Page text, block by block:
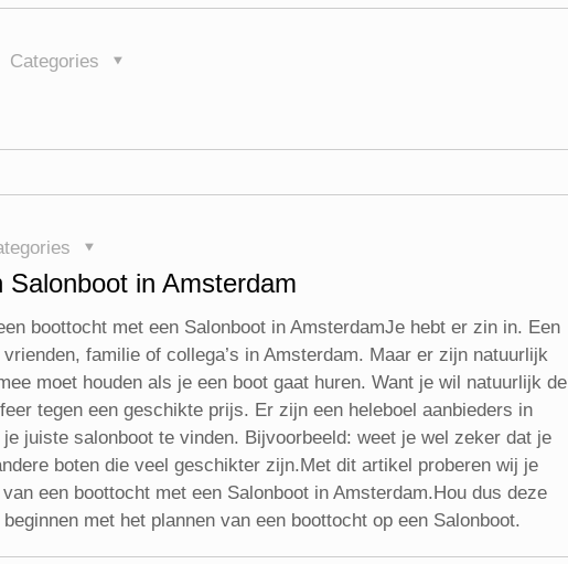
Categories
in Amsterdam
boottocht met een Salonboot in AmsterdamJe hebt er zin in. Een
familie of collega’s in Amsterdam. Maar er zijn natuurlijk
moet houden als je een boot gaat huren. Want je wil natuurlijk de
tegen een geschikte prijs. Er zijn een heleboel aanbieders in
juiste salonboot te vinden. Bijvoorbeeld: weet je wel zeker dat je
boten die veel geschikter zijn.Met dit artikel proberen wij je
een boottocht met een Salonboot in Amsterdam.Hou dus deze
met het plannen van een boottocht op een Salonboot.